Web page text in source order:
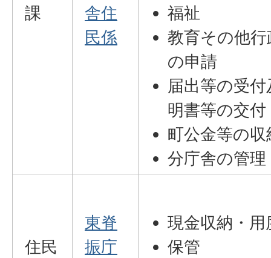
課
舎住
民係
福祉
教育その他
の申請
届出等の受
明書等の交付
町公金等の収
分庁舎の管理
住民
東脊
振庁
現金収納・用
保管